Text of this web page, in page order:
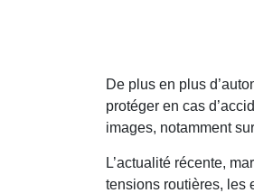
De plus en plus
protéger en cas
images, notamment
L’actualité récente,
tensions routières, les